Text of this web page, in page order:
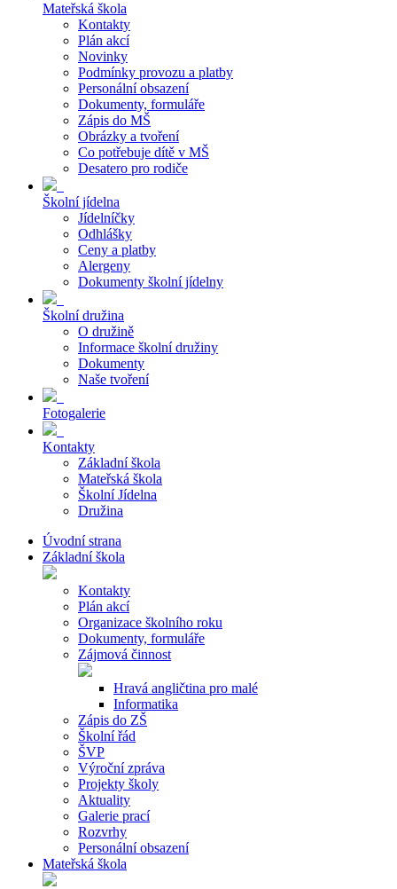
Mateřská škola
Kontakty
Plán akcí
Novinky
Podmínky provozu a platby
Personální obsazení
Dokumenty, formuláře
Zápis do MŠ
Obrázky a tvoření
Co potřebuje dítě v MŠ
Desatero pro rodiče
Školní jídelna
Jídelníčky
Odhlášky
Ceny a platby
Alergeny
Dokumenty školní jídelny
Školní družina
O družině
Informace školní družiny
Dokumenty
Naše tvoření
Fotogalerie
Kontakty
Základní škola
Mateřská škola
Školní Jídelna
Družina
Úvodní strana
Základní škola
Kontakty
Plán akcí
Organizace školního roku
Dokumenty, formuláře
Zájmová činnost
Hravá angličtina pro malé
Informatika
Zápis do ZŠ
Školní řád
ŠVP
Výroční zpráva
Projekty školy
Aktuality
Galerie prací
Rozvrhy
Personální obsazení
Mateřská škola